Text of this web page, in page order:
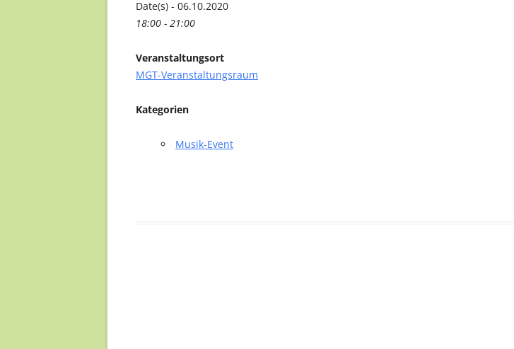
Date(s) - 06.10.2020
18:00 - 21:00
Veranstaltungsort
MGT-Veranstaltungsraum
Kategorien
Musik-Event